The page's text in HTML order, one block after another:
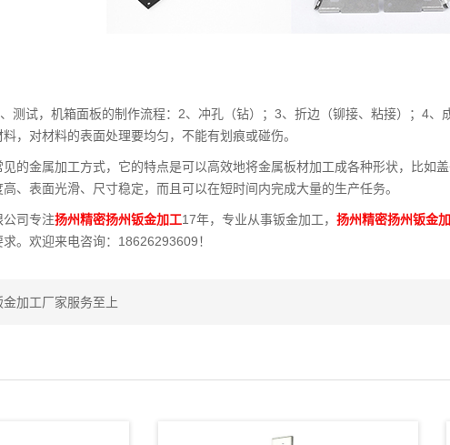
测试，机箱面板的制作流程：2、冲孔（钻）；3、折边（铆接、粘接）；4
，对材料的表面处理要均匀，不能有划痕或碰伤。
的金属加工方式，它的特点是可以高效地将金属板材加工成各种形状，比如
、表面光滑、尺寸稳定，而且可以在短时间内完成大量的生产任务。
公司专注扬州精密扬州钣金加工17年，专业从事钣金加工，扬州精密扬州钣金
。欢迎来电咨询：18626293609！
加工厂家服务至上